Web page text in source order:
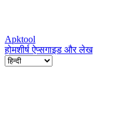
Apktool
होमशीर्ष ऐप्सगाइड और लेख